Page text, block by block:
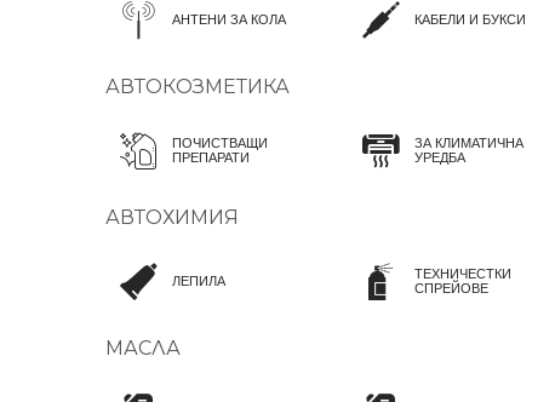
АНТЕНИ ЗА КОЛА КАБЕЛИ И БУКСИ
АВТОКОЗМЕТИКА
ПОЧИСТВАЩИ
ПРЕПАРАТИ
ЗА КЛИМАТИЧНА
УРЕДБА
АВТОХИМИЯ
ЛЕПИЛА
ТЕХНИЧЕСТКИ
СПРЕЙОВЕ
МАСЛА